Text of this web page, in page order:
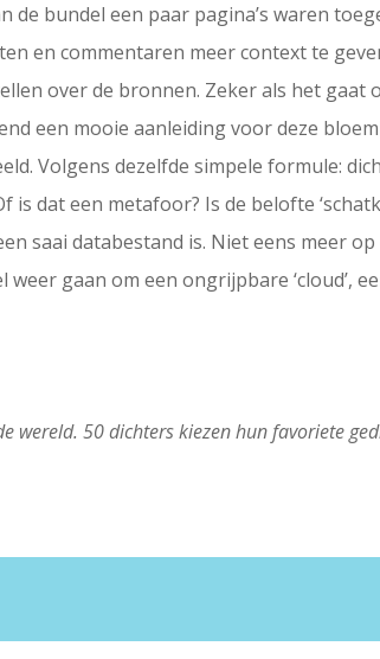
bundel een paar pagina’s waren
en commentaren meer context te
over de bronnen. Zeker als het gaat
een mooie aanleiding voor deze
Volgens dezelfde simpele formule:
is dat een metafoor? Is de belofte
saai databestand is. Niet eens meer
gaan om een ongrijpbare ‘cloud’,
wereld. 50 dichters kiezen hun favoriete